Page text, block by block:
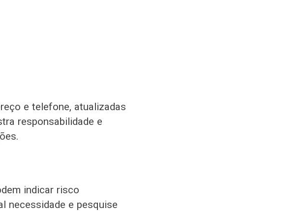
e telefone, atualizadas
responsabilidade e
indicar risco
necessidade e pesquise